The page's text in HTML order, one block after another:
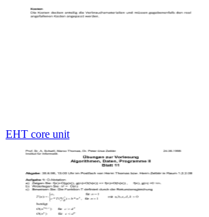
EHT core unit